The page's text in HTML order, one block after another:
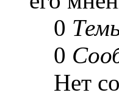
0
0
Нет